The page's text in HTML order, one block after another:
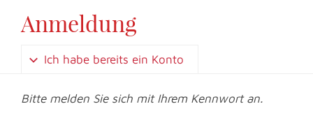
Anmeldung
Ich habe bereits ein Konto
Bitte melden Sie sich mit Ihrem Kennwort an.